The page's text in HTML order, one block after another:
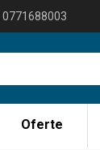
0771688003
Oferte